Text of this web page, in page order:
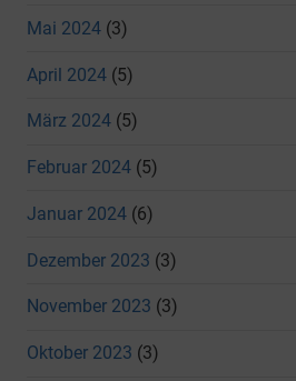
Mai 2024 (3)
April 2024 (5)
März 2024 (5)
Februar 2024 (5)
Januar 2024 (6)
Dezember 2023 (3)
November 2023 (3)
Oktober 2023 (3)